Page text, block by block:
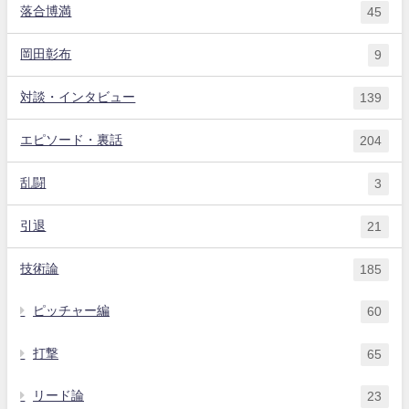
落合博満 45
岡田彰布 9
対談・インタビュー 139
エピソード・裏話 204
乱闘 3
引退 21
技術論 185
ピッチャー編 60
打撃 65
リード論 23